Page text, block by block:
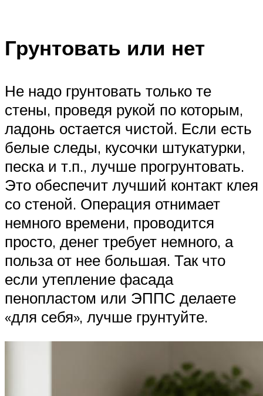
Грунтовать или нет
Не надо грунтовать только те
стены, проведя рукой по которым,
ладонь остается чистой. Если есть
белые следы, кусочки штукатурки,
песка и т.п., лучше прогрунтовать.
Это обеспечит лучший контакт клея
со стеной. Операция отнимает
немного времени, проводится
просто, денег требует немного, а
польза от нее большая. Так что
если утепление фасада
пенопластом или ЭППС делаете
«для себя», лучше грунтуйте.